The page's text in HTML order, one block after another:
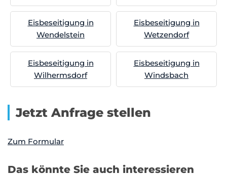
Eisbeseitigung in
Wendelstein
Eisbeseitigung in
Wetzendorf
Eisbeseitigung in
Wilhermsdorf
Eisbeseitigung in
Windsbach
Jetzt Anfrage stellen
Zum Formular
Das könnte Sie auch interessieren